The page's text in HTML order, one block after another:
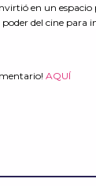
en un
poder del cine
AQUÍ